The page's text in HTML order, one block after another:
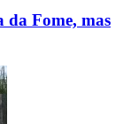
da Fome, mas